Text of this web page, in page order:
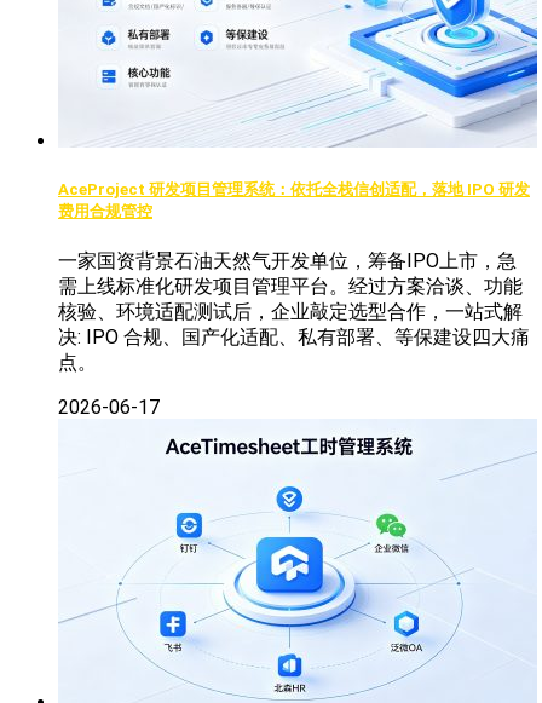
AceProject 研发项目管理系统：依托全栈信创适配，落地 IPO 研发
费用合规管控
一家国资背景石油天然气开发单位，筹备IPO上市，急
需上线标准化研发项目管理平台。经过方案洽谈、功能
核验、环境适配测试后，企业敲定选型合作，一站式解
决: IPO 合规、国产化适配、私有部署、等保建设四大痛
点。
2026-06-17